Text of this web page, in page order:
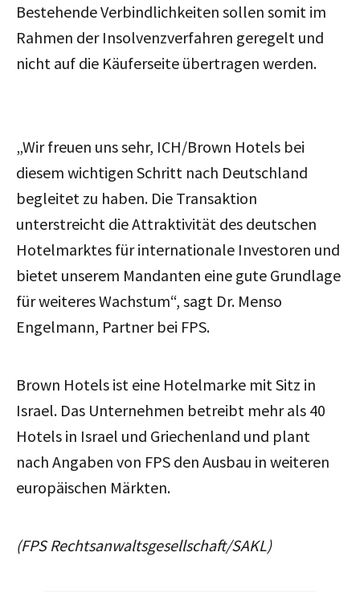
Bestehende Verbindlichkeiten sollen somit im
Rahmen der Insolvenzverfahren geregelt und
nicht auf die Käuferseite übertragen werden.
„Wir freuen uns sehr, ICH/Brown Hotels bei
diesem wichtigen Schritt nach Deutschland
begleitet zu haben. Die Transaktion
unterstreicht die Attraktivität des deutschen
Hotelmarktes für internationale Investoren und
bietet unserem Mandanten eine gute Grundlage
für weiteres Wachstum“, sagt Dr. Menso
Engelmann, Partner bei FPS.
Brown Hotels ist eine Hotelmarke mit Sitz in
Israel. Das Unternehmen betreibt mehr als 40
Hotels in Israel und Griechenland und plant
nach Angaben von FPS den Ausbau in weiteren
europäischen Märkten.
(FPS Rechtsanwaltsgesellschaft/SAKL)